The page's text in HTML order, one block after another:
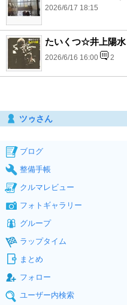
2026/6/17 18:15
たいくつ☆井上陽水
2026/6/16 16:00 2
ツゥさん
ブログ
整備手帳
クルマレビュー
フォトギャラリー
グループ
ラップタイム
まとめ
フォロー
ユーザー内検索